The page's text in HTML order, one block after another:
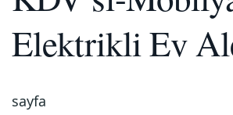
Elektrikli Ev
sayfa